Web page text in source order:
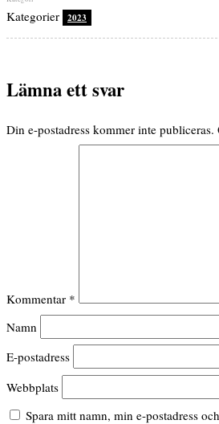
Kategorier 2023
Lämna ett svar
Din e-postadress kommer inte publiceras.
Kommentar *
Namn
E-postadress
Webbplats
Spara mitt namn, min e-postadress